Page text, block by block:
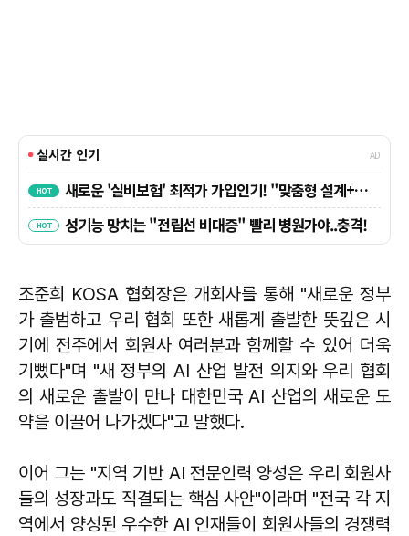
조준희 KOSA 협회장은 개회사를 통해 "새로운 정부
가 출범하고 우리 협회 또한 새롭게 출발한 뜻깊은 시
기에 전주에서 회원사 여러분과 함께할 수 있어 더욱
기뻤다"며 "새 정부의 AI 산업 발전 의지와 우리 협회
의 새로운 출발이 만나 대한민국 AI 산업의 새로운 도
약을 이끌어 나가겠다"고 말했다.
이어 그는 "지역 기반 AI 전문인력 양성은 우리 회원사
들의 성장과도 직결되는 핵심 사안"이라며 "전국 각 지
역에서 양성된 우수한 AI 인재들이 회원사들의 경쟁력